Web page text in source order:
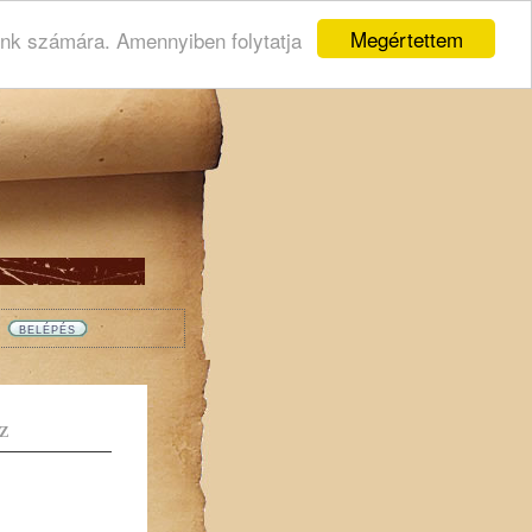
Megértettem
számára. Amennyiben folytatja
Z